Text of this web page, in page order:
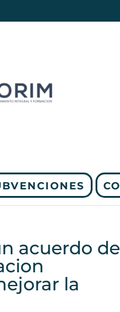
acuerdo de
la